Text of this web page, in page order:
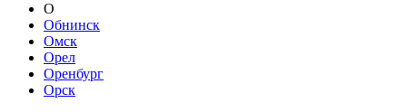
О
Обнинск
Омск
Орел
Оренбург
Орск